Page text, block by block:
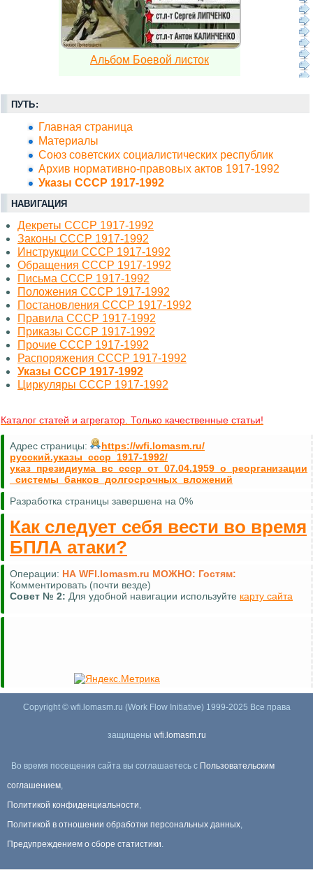
Альбом Боевой листок
ПУТЬ:
Главная страница
Материалы
Союз советских социалистических республик
Архив нормативно-правовых актов 1917-1992
Указы СССР 1917-1992
НАВИГАЦИЯ
Декреты СССР 1917-1992
Законы СССР 1917-1992
Инструкции СССР 1917-1992
Обращения СССР 1917-1992
Письма СССР 1917-1992
Положения СССР 1917-1992
Постановления СССР 1917-1992
Правила СССР 1917-1992
Приказы СССР 1917-1992
Прочие СССР 1917-1992
Распоряжения СССР 1917-1992
Указы СССР 1917-1992
Циркуляры СССР 1917-1992
Каталог статей и агрегатор. Только качественные статьи!
Адрес страницы:
https://wfi.lomasm.ru/
русский.указы_ссср_1917-1992/
указ_президиума_вс_ссср_от_07.04.1959_о_реорганизации
_системы_банков_долгосрочных_вложений
Разработка страницы завершена на 0%
Как следует себя вести во время
БПЛА атаки?
Операции: НА WFI.lomasm.ru МОЖНО: Гостям:
Комментировать (почти везде)
Совет № 2: Для удобной навигации используйте карту сайта
Copyright © wfi.lomasm.ru (Work Flow Initiative) 1999-2025 Все права
защищены wfi.lomasm.ru
Во время посещения сайта вы соглашаетесь с Пользовательским
соглашением,
Политикой конфиденциальности,
Политикой в отношении обработки персональных данных,
Предупреждением о сборе статистики.